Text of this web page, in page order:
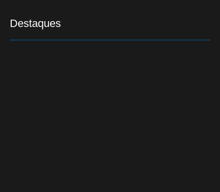
Destaques